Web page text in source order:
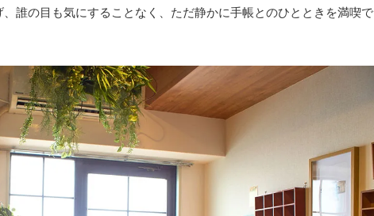
誰の目も気にすることなく、ただ静かに手帳とのひとときを満喫で